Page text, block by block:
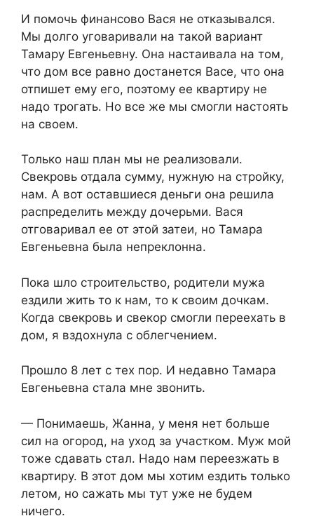
И помочь финансово Вася не отказывался.
Мы долго уговаривали на такой вариант
Тамару Евгеньевну. Она настаивала на том,
что дом все равно достанется Васе, что она
отпишет ему его, поэтому ее квартиру не
надо трогать. Но все же мы смогли настоять
на своем.
Только наш план мы не реализовали.
Свекровь отдала сумму, нужную на стройку,
нам. А вот оставшиеся деньги она решила
распределить между дочерьми. Вася
отговаривал ее от этой затеи, но Тамара
Евгеньевна была непреклонна.
Пока шло строительство, родители мужа
ездили жить то к нам, то к своим дочкам.
Когда свекровь и свекор смогли переехать в
дом, я вздохнула с облегчением.
Прошло 8 лет с тех пор. И недавно Тамара
Евгеньевна стала мне звонить.
— Понимаешь, Жанна, у меня нет больше
сил на огород, на уход за участком. Муж мой
тоже сдавать стал. Надо нам переезжать в
квартиру. В этот дом мы хотим ездить только
летом, но сажать мы тут уже не будем
ничего.